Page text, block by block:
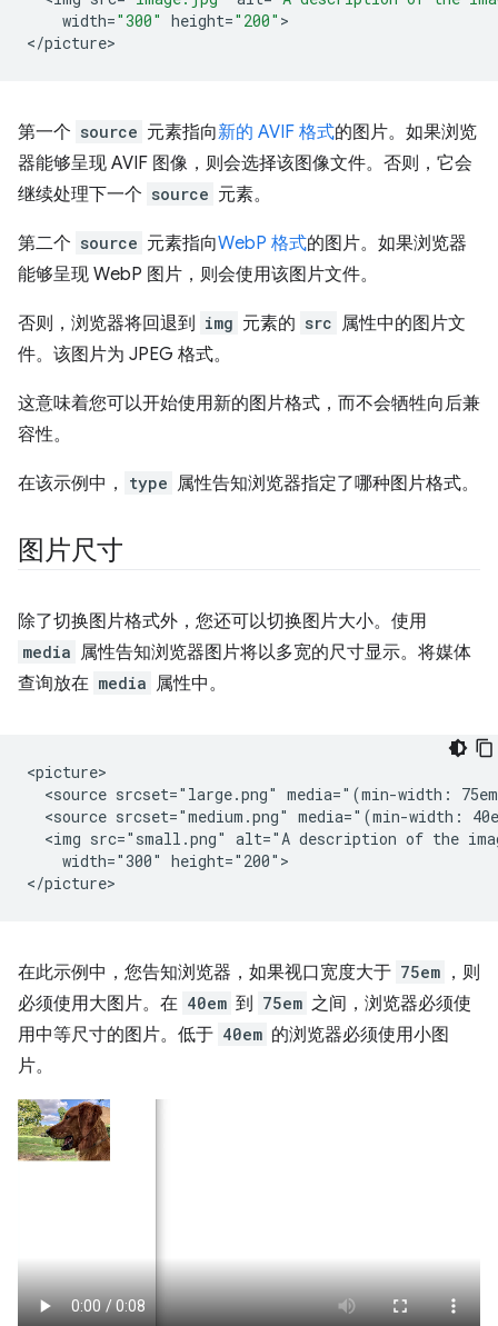
width="300" height="200" >
</picture
第一个 source 元素指向新的 AVIF 格式的图片。如果浏览
器能够呈现 AVIF 图像，则会选择该图像文件。否则，它会
继续处理下一个 source 元素。
第二个 source 元素指向WebP 格式的图片。如果浏览器
能够呈现 WebP 图片，则会使用该图片文件。
否则，浏览器将回退到 img 元素的 src 属性中的图片文
件。该图片为 JPEG 格式。
这意味着您可以开始使用新的图片格式，而不会牺牲向后兼
容性。
在该示例中， type 属性告知浏览器指定了哪种图片格式。
图片尺寸
除了切换图片格式外，您还可以切换图片大小。使用
media 属性告知浏览器图片将以多宽的尺寸显示。将媒体
查询放在 media 属性中。
<picture>
<source srcset="large.png" media="(min-width:
<source srcset="medium.png" media="(min-width:
<img src="small.png" alt="A description of the
    width="300" height="200">
在此示例中，您告知浏览器，如果视口宽度大于 75em ，则
必须使用大图片。在 40em 到 75em 之间，浏览器必须使
用中等尺寸的图片。低于 40em 的浏览器必须使用小图
片。